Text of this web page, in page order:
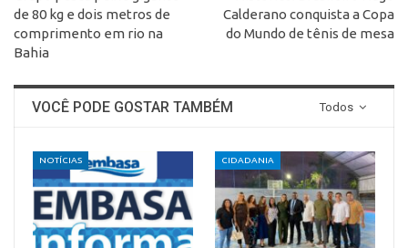
de 80 kg e dois metros de
comprimento em rio na
Bahia
Calderano conquista a Copa
do Mundo de tênis de mesa
Todos
VOCÊ PODE GOSTAR TAMBÉM
NOTÍCIAS CIDADANIA